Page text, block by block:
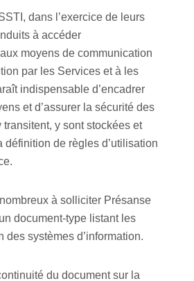
dans l’exercice de leurs
à accéder
moyens de communication
par les Services et à les
indispensable d’encadrer
et d’assurer la sécurité des
y sont stockées et
définition de règles d’utilisation
à solliciter Présanse
document-type listant les
des systèmes d’information.
du document sur la